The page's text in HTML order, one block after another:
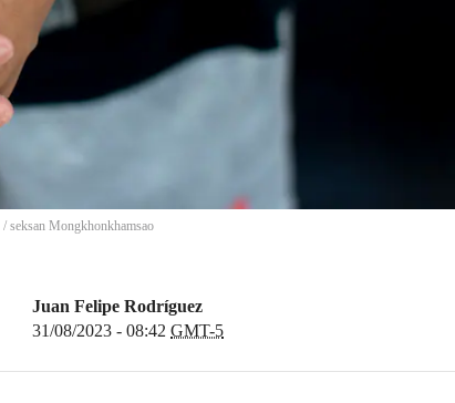
/ seksan Mongkhonkhamsao
Juan Felipe Rodríguez
31/08/2023 - 08:42 GMT-5